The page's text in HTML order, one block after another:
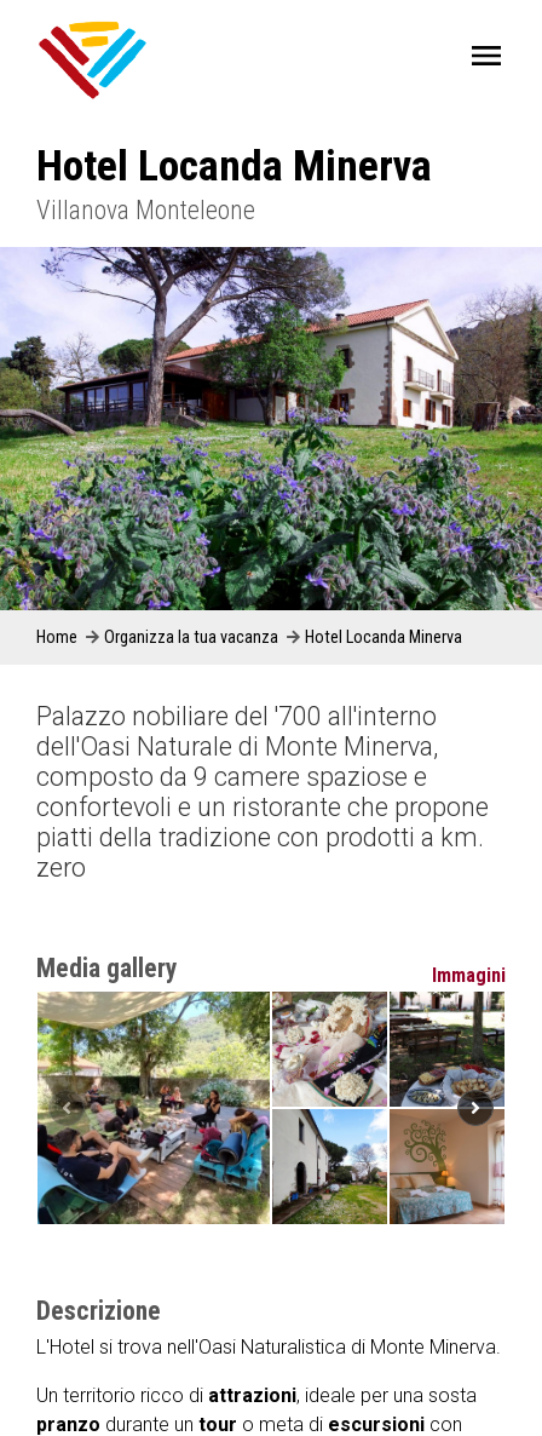
Hotel Locanda Minerva
Villanova Monteleone
Home Organizza la tua vacanza Hotel Locanda Minerva
Palazzo nobiliare del '700 all'interno
dell'Oasi Naturale di Monte Minerva,
composto da 9 camere spaziose e
confortevoli e un ristorante che propone
piatti della tradizione con prodotti a km.
zero
Media gallery Immagini
Descrizione
L'Hotel si trova nell'Oasi Naturalistica di Monte Minerva.
Un territorio ricco di attrazioni, ideale per una sosta
pranzo durante un tour o meta di escursioni con